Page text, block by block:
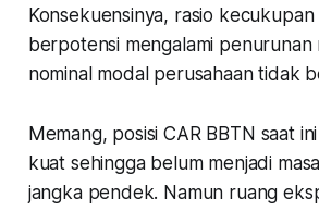
Konsekuensinya, rasio kecukupan
berpotensi mengalami penurunan
nominal modal perusahaan tidak
Memang, posisi CAR BBTN saat
kuat sehingga belum menjadi
jangka pendek. Namun ruang